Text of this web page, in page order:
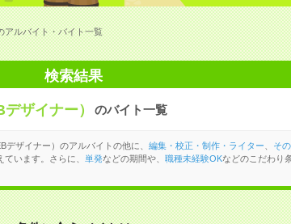
アルバイト・バイト一覧
検索結果
ザイナー） のバイト一覧
ザイナー）のアルバイトの他に、 編集・校正・制作・ライター
そ
います。さらに、 単発などの期間や、 職種未経験OKなどのこだわり